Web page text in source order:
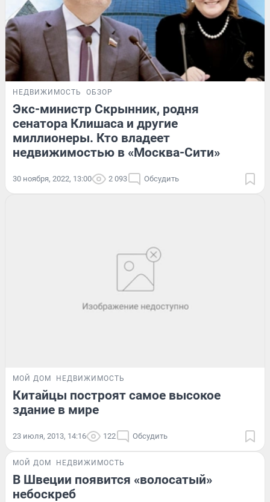
НЕДВИЖИМОСТЬ ОБЗОР
Экс-министр Скрынник, родня
сенатора Клишаса и другие
миллионеры. Кто владеет
недвижимостью в «Москва-Сити»
30 ноября, 2022, 13:00 2 093 Обсудить
МОЙ ДОМ НЕДВИЖИМОСТЬ
Китайцы построят самое высокое
здание в мире
23 июля, 2013, 14:16 122 Обсудить
МОЙ ДОМ НЕДВИЖИМОСТЬ
В Швеции появится «волосатый»
небоскреб